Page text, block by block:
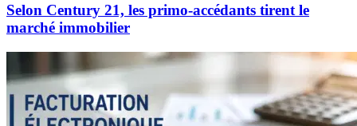
Selon Century 21, les primo-accédants tirent le
marché immobilier